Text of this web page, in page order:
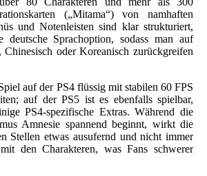
(„Mitama“) von namhaften
und Notenleisten sind klar strukturiert,
deutsche Sprachoption, sodass man auf
Chinesisch oder Koreanisch zurückgreifen
auf der PS4 flüssig mit stabilen 60 FPS
auf der PS5 ist es ebenfalls spielbar,
PS4-spezifische Extras. Während die
Amnesie spannend beginnt, wirkt die
Stellen etwas ausufernd und nicht immer
den Charakteren, was Fans schwerer